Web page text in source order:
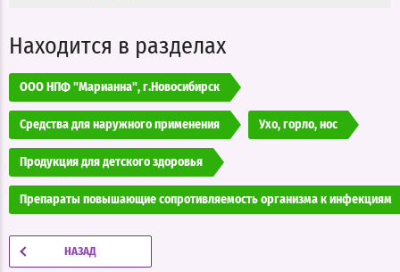
Находится в разделах
ООО НПФ "Марианна", г.Новосибирск
Средства для наружного применения Ухо, горло, нос
Продукция для детского здоровья
Препараты повышающие сопротивляемость организма к инфекциям
НАЗАД